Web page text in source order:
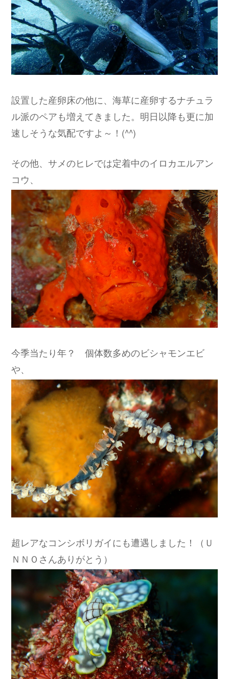
設置した産卵床の他に、海草に産卵するナチュラ
ル派のペアも増えてきました。明日以降も更に加
速しそうな気配ですよ～！(^^)
その他、サメのヒレでは定着中のイロカエルアン
コウ、
今季当たり年？ 個体数多めのビシャモンエビ
や、
超レアなコンシボリガイにも遭遇しました！（Ｕ
ＮＮＯさんありがとう）